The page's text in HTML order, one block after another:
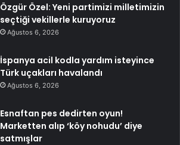
Özgür Özel: Yeni partimizi milletimizin
seçtiği vekillerle kuruyoruz
Ağustos 6, 2026
İspanya acil kodla yardım isteyince
Türk uçakları havalandı
Ağustos 6, 2026
Esnaftan pes dedirten oyun!
Marketten alıp ‘köy nohudu’ diye
satmışlar